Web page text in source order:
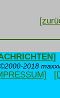
©2000-2018